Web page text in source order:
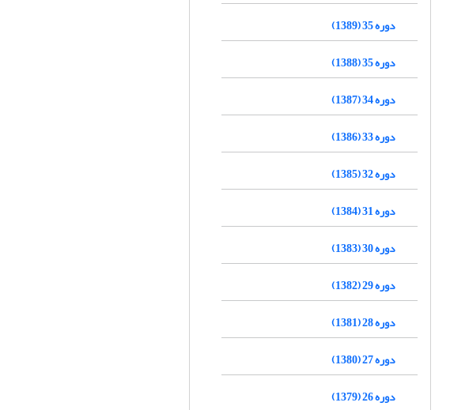
دوره 35 (1389)
دوره 35 (1388)
دوره 34 (1387)
دوره 33 (1386)
دوره 32 (1385)
دوره 31 (1384)
دوره 30 (1383)
دوره 29 (1382)
دوره 28 (1381)
دوره 27 (1380)
دوره 26 (1379)